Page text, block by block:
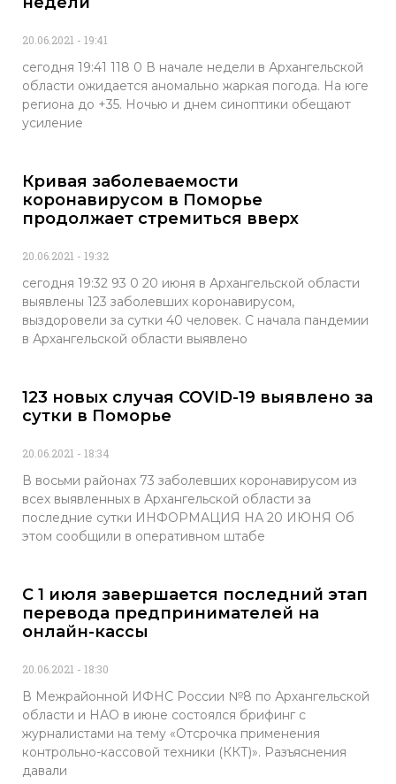
20.06.2021 19:41
сегодня 19:41 118 0 В начале недели в Архангельской
области ожидается аномально жаркая погода. На юге
региона до +35. Ночью и днем синоптики обещают
усиление
Кривая заболеваемости
коронавирусом в Поморье
продолжает стремиться вверх
20.06.2021 19:32
сегодня 19:32 93 0 20 июня в Архангельской области
выявлены 123 заболевших коронавирусом,
выздоровели за сутки 40 человек. С начала пандемии
в Архангельской области выявлено
123 новых случая COVID-19 выявлено за
сутки в Поморье
20.06.2021 18:34
В восьми районах 73 заболевших коронавирусом из
всех выявленных в Архангельской области за
последние сутки ИНФОРМАЦИЯ НА 20 ИЮНЯ Об
этом сообщили в оперативном штабе
С 1 июля завершается последний этап
перевода предпринимателей на
онлайн-кассы
20.06.2021 18:30
В Межрайонной ИФНС России №8 по Архангельской
области и НАО в июне состоялся брифинг с
журналистами на тему «Отсрочка применения
контрольно-кассовой техники (ККТ)». Разъяснения
давали